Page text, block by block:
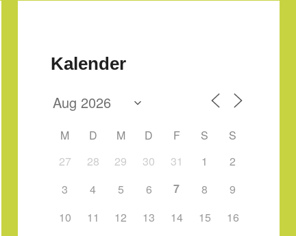
Kalender
M D M D F S
S
27
28 29 30 31 1
2
3
4 5 6 7 8
9
10
11 12 13 14 15
16